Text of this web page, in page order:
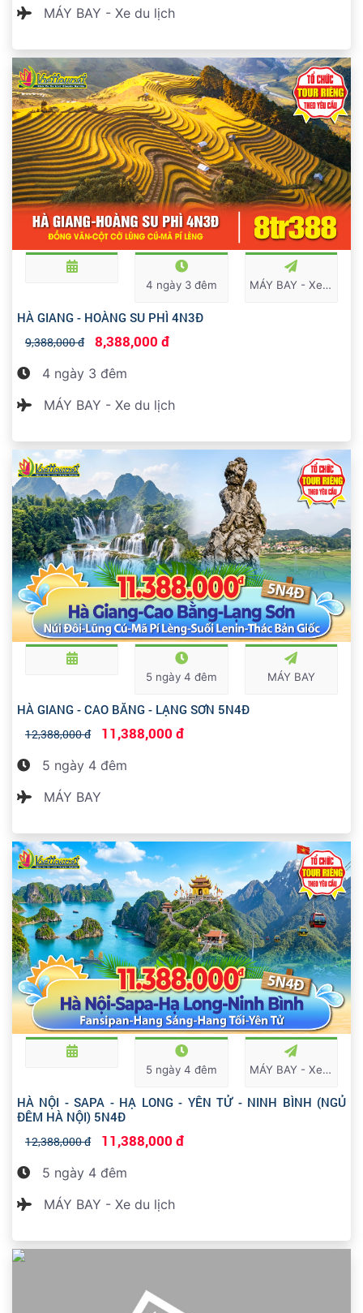
MÁY BAY - Xe du lịch
4 ngày 3 đêm MÁY BAY - Xe du lịch
HÀ GIANG - HOÀNG SU PHÌ 4N3Đ
9,388,000 đ 8,388,000 đ
4 ngày 3 đêm
MÁY BAY - Xe du lịch
5 ngày 4 đêm MÁY BAY
HÀ GIANG - CAO BẰNG - LẠNG SƠN 5N4Đ
12,388,000 đ 11,388,000 đ
5 ngày 4 đêm
MÁY BAY
5 ngày 4 đêm MÁY BAY - Xe du lịch
HÀ NỘI - SAPA - HẠ LONG - YÊN TỬ - NINH BÌNH (NGỦ
ĐÊM HÀ NỘI) 5N4Đ
12,388,000 đ 11,388,000 đ
5 ngày 4 đêm
MÁY BAY - Xe du lịch